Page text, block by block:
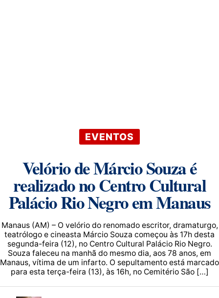
EVENTOS
Velório de Márcio Souza é
realizado no Centro Cultural
Palácio Rio Negro em Manaus
Manaus (AM) – O velório do renomado escritor, dramaturgo,
teatrólogo e cineasta Márcio Souza começou às 17h desta
segunda-feira (12), no Centro Cultural Palácio Rio Negro.
Souza faleceu na manhã do mesmo dia, aos 78 anos, em
Manaus, vítima de um infarto. O sepultamento está marcado
para esta terça-feira (13), às 16h, no Cemitério São […]